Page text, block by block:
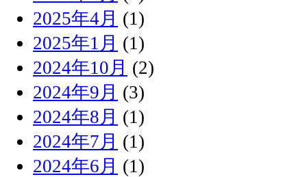
2025年4月 (1)
2025年1月 (1)
2024年10月 (2)
2024年9月 (3)
2024年8月 (1)
2024年7月 (1)
2024年6月 (1)